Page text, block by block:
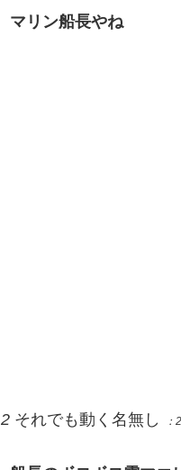
マリン船長やね
2 それでも動く名無し